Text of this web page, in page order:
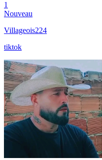
1
Nouveau
Villageois224
tiktok